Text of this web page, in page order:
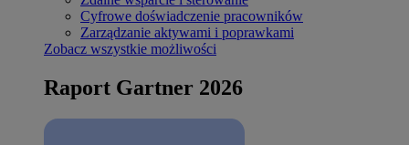
Cyfrowe doświadczenie pracowników
Zarządzanie aktywami i poprawkami
Zobacz wszystkie możliwości
Raport Gartner 2026